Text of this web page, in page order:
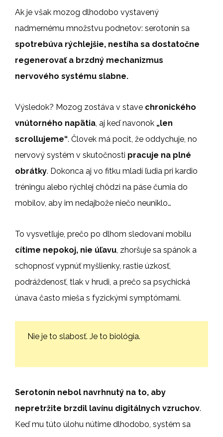
Ak je však mozog dlhodobo vystavený
nadmernému množstvu podnetov: serotonín sa
spotrebúva rýchlejšie, nestíha sa dostatočne
regenerovať a brzdný mechanizmus
nervového systému slabne.
Výsledok? Mozog zostáva v stave chronického
vnútorného napätia, aj keď navonok „len
scrollujeme“. Človek má pocit, že oddychuje, no
nervový systém v skutočnosti pracuje na plné
obrátky. Dokonca aj vo fitku mladí ľudia pri kardio
tréningu alebo rýchlej chôdzi na páse čumia do
mobilov, aby im nedajbože niečo neuniklo…
To vysvetľuje, prečo po dlhom sledovaní mobilu
cítime nepokoj, nie úľavu, zhoršuje sa spánok a
schopnosť vypnúť myšlienky, rastie úzkosť,
podráždenosť, tlak v hrudi, a prečo sa psychická
únava často mieša s fyzickými symptómami.
Nie je to slabosť. Je to biológia.
Serotonín nebol navrhnutý na to, aby
nepretržite brzdil lavínu digitálnych vzruchov.
Keď mu túto úlohu nútime dlhodobo, systém sa